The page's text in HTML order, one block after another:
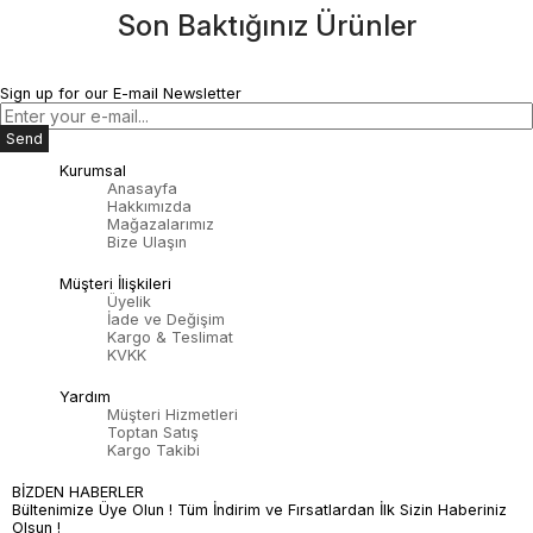
Son Baktığınız Ürünler
Sign up for our E-mail Newsletter
Send
Kurumsal
Anasayfa
Hakkımızda
Mağazalarımız
Bize Ulaşın
Müşteri İlişkileri
Üyelik
İade ve Değişim
Kargo & Teslimat
KVKK
Yardım
Müşteri Hizmetleri
Toptan Satış
Kargo Takibi
BİZDEN HABERLER
Bültenimize Üye Olun ! Tüm İndirim ve Fırsatlardan İlk Sizin Haberiniz
Olsun !